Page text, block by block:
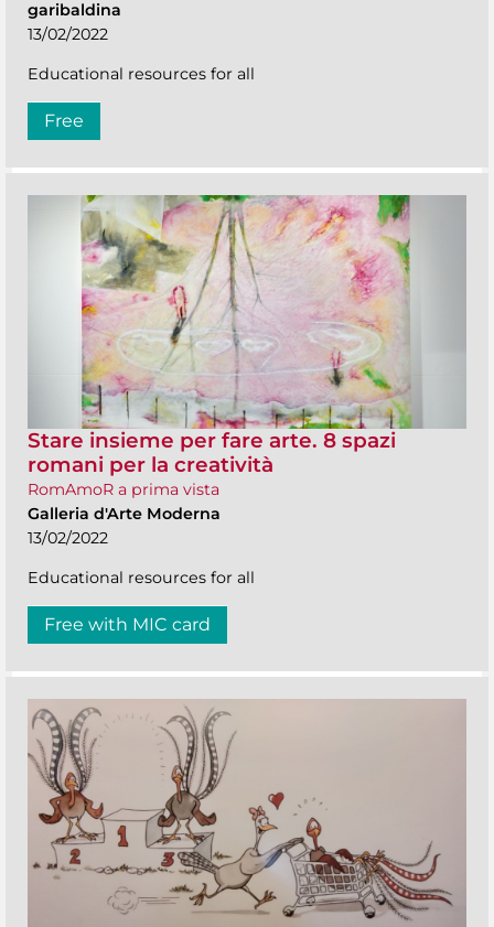
garibaldina
13/02/2022
Educational resources for all
Free
Stare insieme per fare arte. 8 spazi
romani per la creatività
RomAmoR a prima vista
Galleria d'Arte Moderna
13/02/2022
Educational resources for all
Free with MIC card